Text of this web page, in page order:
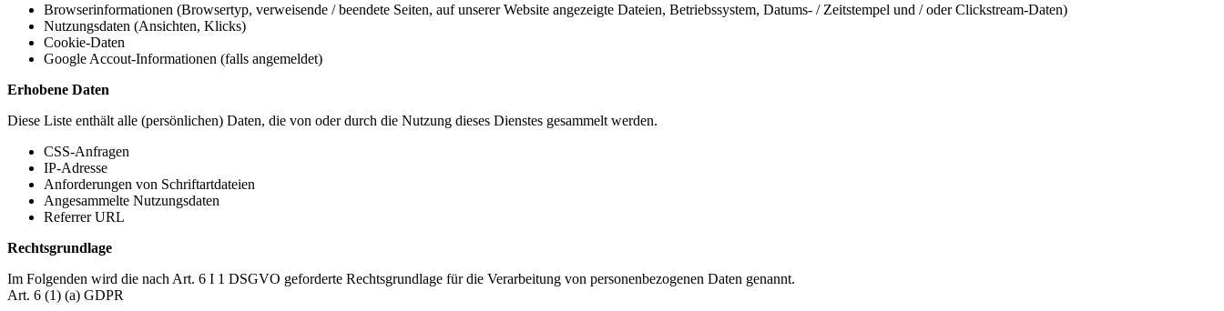
Browserinformationen (Browsertyp, verweisende / beendete Seiten, auf unserer Website angezeigte Dateien, Betriebssystem, Datums- / Zeitstempel und / oder Clickstream-Daten)
Nutzungsdaten (Ansichten, Klicks)
Cookie-Daten
Google Accout-Informationen (falls angemeldet)
Erhobene Daten
Diese Liste enthält alle (persönlichen) Daten, die von oder durch die Nutzung dieses Dienstes gesammelt werden.
CSS-Anfragen
IP-Adresse
Anforderungen von Schriftartdateien
Angesammelte Nutzungsdaten
Referrer URL
Rechtsgrundlage
Im Folgenden wird die nach Art. 6 I 1 DSGVO geforderte Rechtsgrundlage für die Verarbeitung von personenbezogenen Daten genannt.
Art. 6 (1) (a) GDPR